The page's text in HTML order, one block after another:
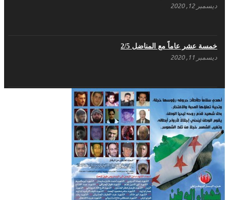
بطاقة تهنئة – حزب اليسار الديمقراطي
أَنقِذوا اللَاجِئين السُوريين في لُبنان – اللجنة
تهنئة نوروز – حزب اليسار الديمقراطي السوري
مارس 31, 2023
ديسمبر 12, 2020
خمسة عشر عاماً مع المناضل 2/5
ديسمبر 11, 2020
خمسة عشر عاماً مع المناضل 1/5
ديسمبر 10, 2020
غاب صاحب الضحكة الطفولية
ديسمبر 10, 2020